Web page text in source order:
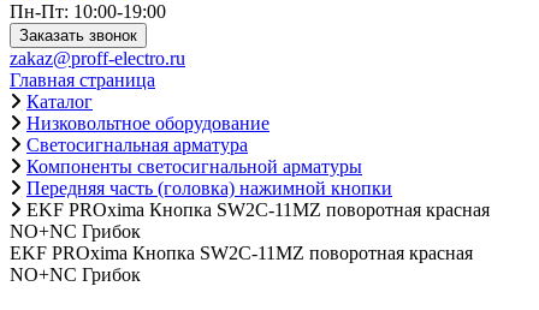
Пн-Пт: 10:00-19:00
Заказать звонок
zakaz@proff-electro.ru
Главная страница
Каталог
Низковольтное оборудование
Светосигнальная арматура
Компоненты светосигнальной арматуры
Передняя часть (головка) нажимной кнопки
EKF PROxima Кнопка SW2C-11MZ поворотная красная
NO+NC Грибок
EKF PROxima Кнопка SW2C-11MZ поворотная красная
NO+NC Грибок